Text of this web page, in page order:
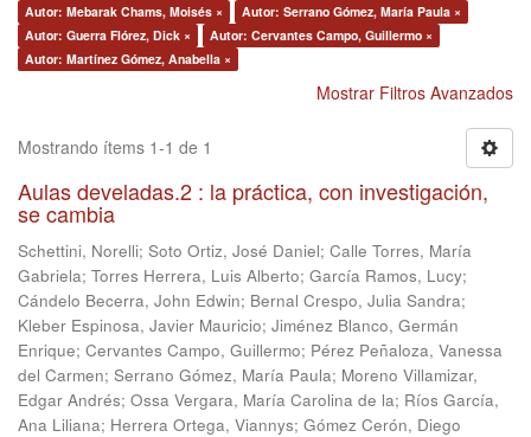
Autor: Mebarak Chams, Moisés ×
Autor: Serrano Gómez, María Paula ×
Autor: Guerra Flórez, Dick ×
Autor: Cervantes Campo, Guillermo ×
Autor: Martínez Gómez, Anabella ×
Mostrar Filtros Avanzados
Mostrando ítems 1-1 de 1
Aulas develadas.2 : la práctica, con investigación,
se cambia
Schettini, Norelli; Soto Ortiz, José Daniel; Calle Torres, María
Gabriela; Torres Herrera, Luis Alberto; García Ramos, Lucy;
Cándelo Becerra, John Edwin; Bernal Crespo, Julia Sandra;
Kleber Espinosa, Javier Mauricio; Jiménez Blanco, Germán
Enrique; Cervantes Campo, Guillermo; Pérez Peñaloza, Vanessa
del Carmen; Serrano Gómez, María Paula; Moreno Villamizar,
Edgar Andrés; Ossa Vergara, María Carolina de la; Ríos García,
Ana Liliana; Herrera Ortega, Viannys; Gómez Cerón, Diego